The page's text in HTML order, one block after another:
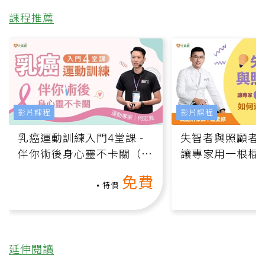
課程推薦
乳癌運動訓練入門4堂課 -
伴你術後身心靈不卡關（線
特價 免費
影片課程
失智者與照顧者
讓專家用一根棍
影片課程
延伸閱讀